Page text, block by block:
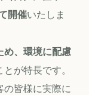
開催いたしま
め、環境に配慮
が特長です。
の皆様に実際に